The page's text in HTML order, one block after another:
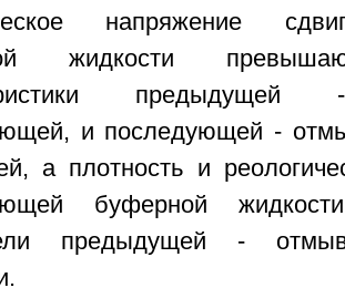
напряжение
жидкости
предыдущей
и последующей -
а плотность и
буферной
предыдущей -